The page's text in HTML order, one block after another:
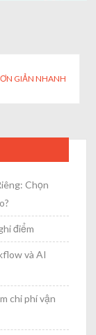
GIẢN NHANH
Chọn
điểm
và AI
chi phí vận